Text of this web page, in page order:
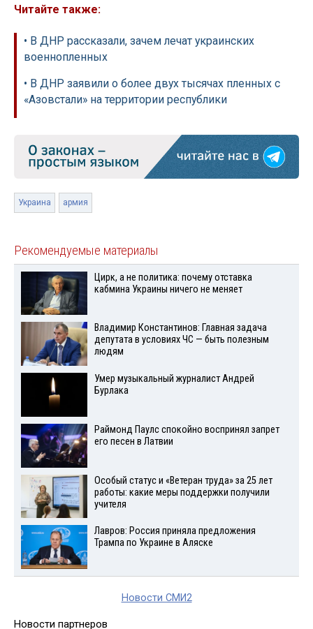
Читайте также:
• В ДНР рассказали, зачем лечат украинских
военнопленных
• В ДНР заявили о более двух тысячах пленных с
«Азовстали» на территории республики
Украина армия
Рекомендуемые материалы
Цирк, а не политика: почему отставка
кабмина Украины ничего не меняет
Владимир Константинов: Главная задача
депутата в условиях ЧС — быть полезным
людям
Умер музыкальный журналист Андрей
Бурлака
Раймонд Паулс спокойно воспринял запрет
его песен в Латвии
Особый статус и «Ветеран труда» за 25 лет
работы: какие меры поддержки получили
учителя
Лавров: Россия приняла предложения
Трампа по Украине в Аляске
Новости СМИ2
Новости партнеров